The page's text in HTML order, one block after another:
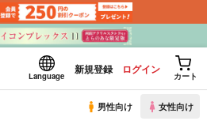
Language
新規登録 ログイン
カート
男性向け 女性向け